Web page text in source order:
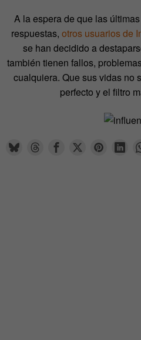
A la espera de que las
respuestas, otros usuarios de
se han decidido a
también tienen fallos,
cualquiera. Que sus vidas no
perfecto y el filtro